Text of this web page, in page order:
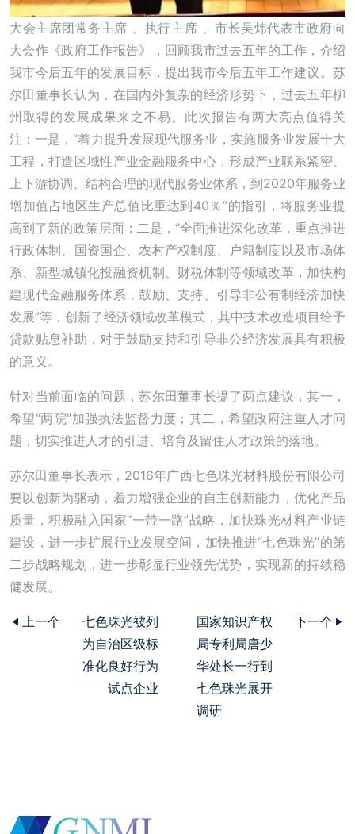
大会主席团常务主席 、执行主席 、市长吴炜代表市政府向
大会作《政府工作报告》，回顾我市过去五年的工作，介绍
我市今后五年的发展目标，提出我市今后五年工作建议。苏
尔田董事长认为，在国内外复杂的经济形势下，过去五年柳
州取得的发展成果来之不易。此次报告有两大亮点值得关
注：一是，“着力提升发展现代服务业，实施服务业发展十大
工程，打造区域性产业金融服务中心，形成产业联系紧密、
上下游协调、结构合理的现代服务业体系，到2020年服务业
增加值占地区生产总值比重达到40％”的指引，将服务业提
高到了新的政策层面；二是，“全面推进深化改革，重点推进
行政体制、国资国企、农村产权制度、户籍制度以及市场体
系、新型城镇化投融资机制、财税体制等领域改革，加快构
建现代金融服务体系，鼓励、支持、引导非公有制经济加快
发展”等，创新了经济领域改革模式，其中技术改造项目给予
贷款贴息补助，对于鼓励支持和引导非公经济发展具有积极
的意义。
针对当前面临的问题，苏尔田董事长提了两点建议，其一，
希望“两院”加强执法监督力度；其二，希望政府注重人才问
题，切实推进人才的引进、培育及留住人才政策的落地。
苏尔田董事长表示，2016年广西七色珠光材料股份有限公司
要以创新为驱动，着力增强企业的自主创新能力，优化产品
质量，积极融入国家“一带一路”战略，加快珠光材料产业链
建设，进一步扩展行业发展空间，加快推进“七色珠光”的第
二步战略规划，进一步彰显行业领先优势，实现新的持续稳
健发展。
上一个
七色珠光被列
为自治区级标
准化良好行为
试点企业
国家知识产权
局专利局唐少
华处长一行到
七色珠光展开
调研
下一个